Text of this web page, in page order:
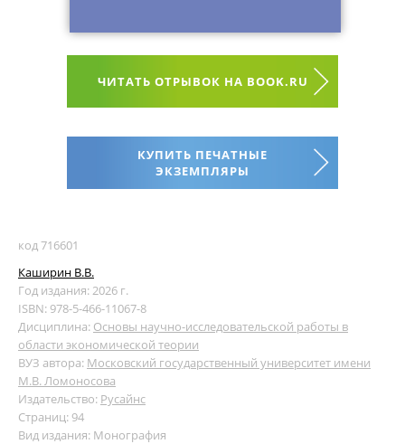
ЧИТАТЬ ОТРЫВОК НА BOOK.RU
КУПИТЬ ПЕЧАТНЫЕ
ЭКЗЕМПЛЯРЫ
код 716601
Каширин В.В.
Год издания: 2026 г.
ISBN: 978-5-466-11067-8
Дисциплина: Основы научно-исследовательской работы в
области экономической теории
ВУЗ автора: Московский государственный университет имени
М.В. Ломоносова
Издательство: Русайнс
Страниц: 94
Вид издания: Монография